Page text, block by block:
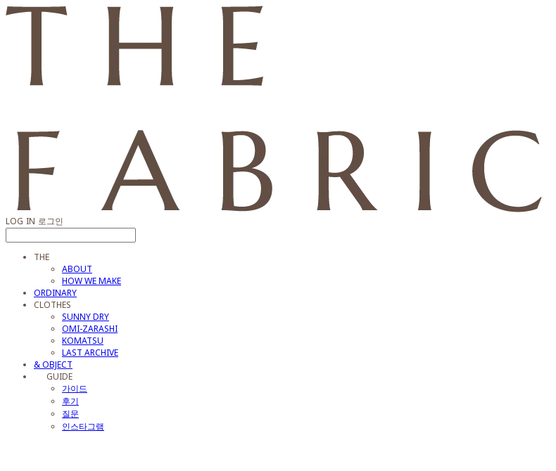
LOG IN 로그인
THE
ABOUT
HOW WE MAKE
ORDINARY
CLOTHES
SUNNY DRY
OMI-ZARASHI
KOMATSU
LAST ARCHIVE
& OBJECT
⠀⠀GUIDE
가이드
후기
질문
인스타그램